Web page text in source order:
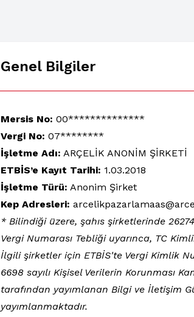
Genel Bilgiler
Mersis No: 00**************
Vergi No: 07********
İşletme Adı: ARÇELİK ANONİM ŞİRKETİ
ETBİS’e Kayıt Tarihi: 1.03.2018
İşletme Türü: Anonim Şirket
Kep Adresleri:
* Bilindiği üzere, şahıs şirketlerinde
Vergi Numarası Tebliği uyarınca, TC
İlgili şirketler için ETBİS'te Vergi Kimlik
6698 sayılı Kişisel Verilerin Korunması
tarafından yayımlanan Bilgi ve İletişim
yayımlanmaktadır.